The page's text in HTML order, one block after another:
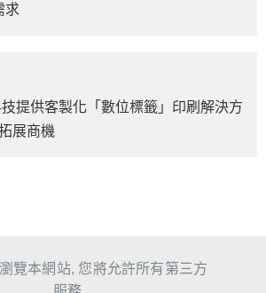
求
提供客製化「數位標籤」印刷解決方
展商機
新北市三重區光復路二段69號14樓
最佳瀏覽環境請使用 Google Chrome、Firefox 或
覽本網站, 您將允許所有第三方